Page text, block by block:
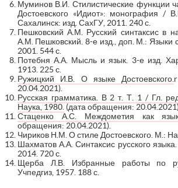
Муминов В.И. Стилистические функции
Достоевского «Идиот»: монография /
Сахалинск: изд. СахГУ, 2011. 240 с.
Пешковский А.М. Русский синтаксис в
А.М. Пешковский. 8-е изд., доп. М.: Языки
2001. 544 с.
Потебня А.А. Мысль и язык. 3-е изд.
1913. 225 с.
Ружицкий И.В. О языке Достоевского.
20.04.2021).
Русская грамматика. В 2 т. Т. 1 / Гл.
Наука, 1980. (дата обращения:
Стаценко А.С. Междометия как
обращения: 20.04.2021).
Чириков Н.М. О стиле Достоевского. М.:
Шахматов А.А. Синтаксис русского
2014. 720 с.
Щерба Л.В. Избранные работы по
Учпедгиз, 1957. 188 с.